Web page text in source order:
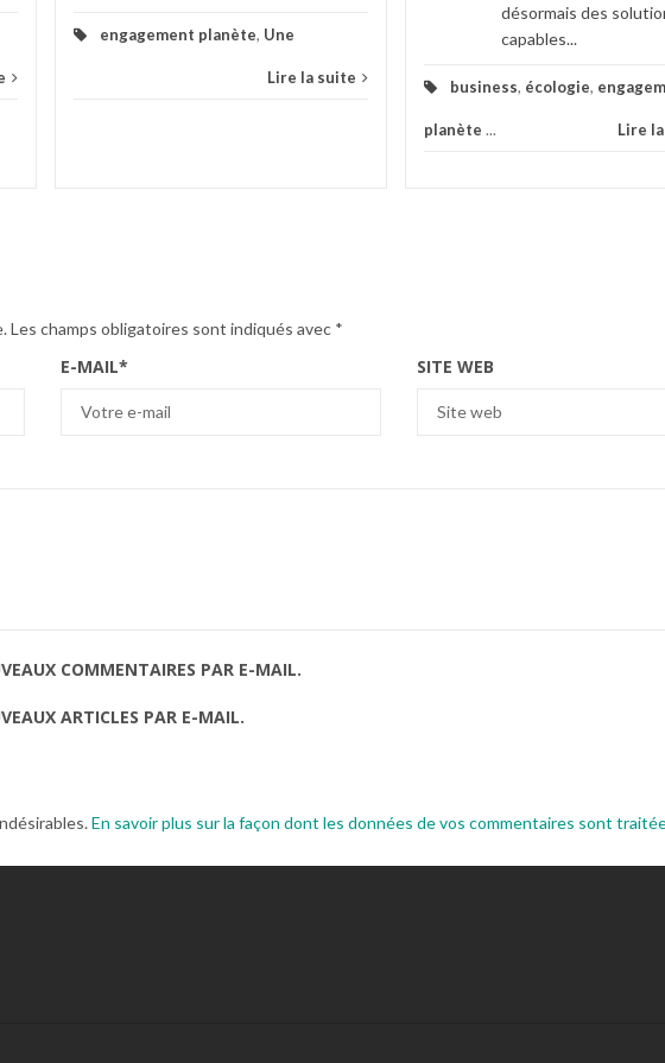
engagement planète, Une
Lire la suite
désormais des
capables...
business, écologie,
planète ... Lire
Les champs obligatoires sont indiqués avec *
E-MAIL* SITE WEB
COMMENTAIRES PAR E-MAIL.
ARTICLES PAR E-MAIL.
En savoir plus sur la façon dont les données de vos commentaires sont